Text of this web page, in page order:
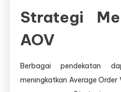
Strategi
AOV
Berbagai pendekatan
meningkatkan Average